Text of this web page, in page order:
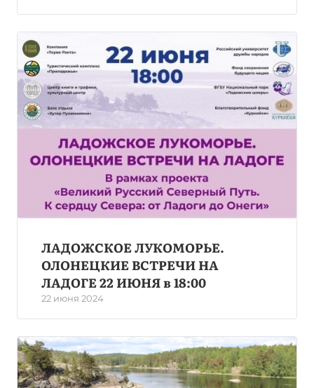
ЛАДОЖСКОЕ ЛУКОМОРЬЕ.
ОЛОНЕЦКИЕ ВСТРЕЧИ НА
ЛАДОГЕ 22 ИЮНЯ в 18:00
22 июня 2024